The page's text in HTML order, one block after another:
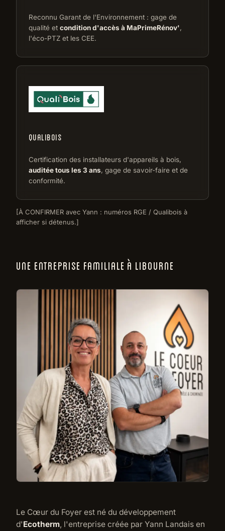
Reconnu Garant de l'Environnement : gage de
qualité et condition d'accès à MaPrimeRénov',
l'éco-PTZ et les CEE.
QUALIBOIS
Certification des installateurs d'appareils à bois,
auditée tous les 3 ans, gage de savoir-faire et de
conformité.
[À CONFIRMER avec Yann : numéros RGE / Qualibois à
afficher si détenus.]
UNE ENTREPRISE FAMILIALE À LIBOURNE
Le Cœur du Foyer est né du développement
d'Ecotherm, l'entreprise créée par Yann Landais en